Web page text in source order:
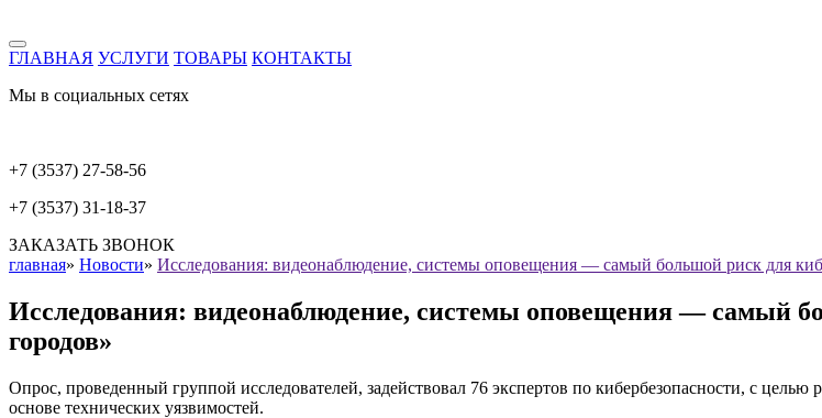
ГЛАВНАЯ УСЛУГИ ТОВАРЫ КОНТАКТЫ
Мы в социальных сетях
+7 (3537) 27-58-56
+7 (3537) 31-18-37
ЗАКАЗАТЬ ЗВОНОК
главная» Новости» Исследования: видеонаблюдение, системы оповещения — самый большой риск для
Исследования: видеонаблюдение, системы оповещения — самый
городов»
Опрос, проведенный группой исследователей, задействовал 76 экспертов по кибербезопасности, с
основе технических уязвимостей.